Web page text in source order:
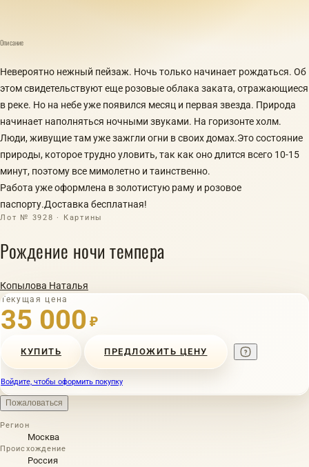
Описание
Невероятно нежный пейзаж. Ночь только начинает рождаться. Об
этом свидетельствуют еще розовые облака заката, отражающиеся
в реке. Но на небе уже появился месяц и первая звезда. Природа
начинает наполняться ночными звуками. На горизонте холм.
Люди, живущие там уже зажгли огни в своих домах.Это состояние
природы, которое трудно уловить, так как оно длится всего 10-15
минут, поэтому все мимолетно и таинственно.
Работа уже оформлена в золотистую раму и розовое
паспорту.Доставка бесплатная!
Лот № 3928 · Картины
Рождение ночи темпера
Копылова Наталья
Текущая цена
35 000 ₽
КУПИТЬ ПРЕДЛОЖИТЬ ЦЕНУ
Войдите, чтобы оформить покупку
Пожаловаться
Регион
Москва
Происхождение
Россия